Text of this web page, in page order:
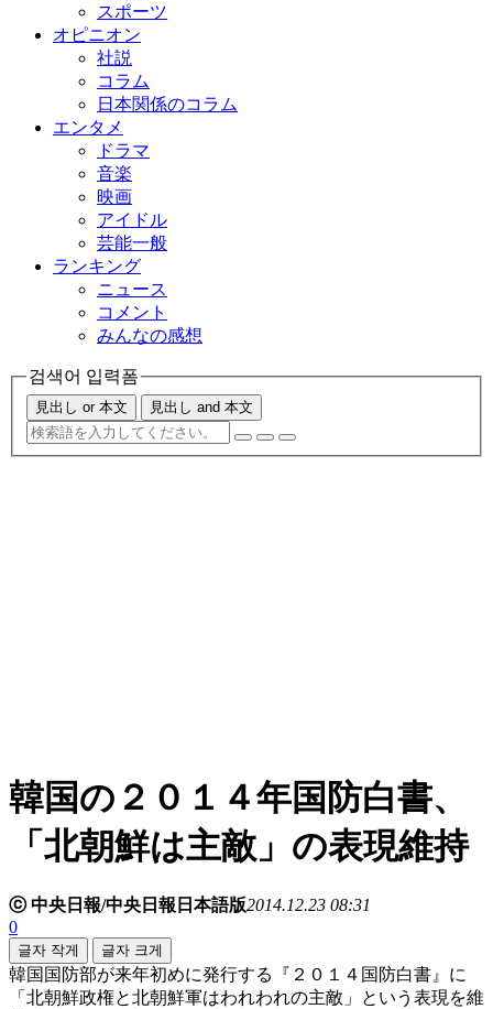
スポーツ
オピニオン
社説
コラム
日本関係のコラム
エンタメ
ドラマ
音楽
映画
アイドル
芸能一般
ランキング
ニュース
コメント
みんなの感想
검색어 입력폼
見出し or 本文 見出し and 本文
韓国の２０１４年国防白書、
「北朝鮮は主敵」の表現維持
ⓒ 中央日報/中央日報日本語版2014.12.23 08:31
0
글자 작게 글자 크게
韓国国防部が来年初めに発行する『２０１４国防白書』に
「北朝鮮政権と北朝鮮軍はわれわれの主敵」という表現を維